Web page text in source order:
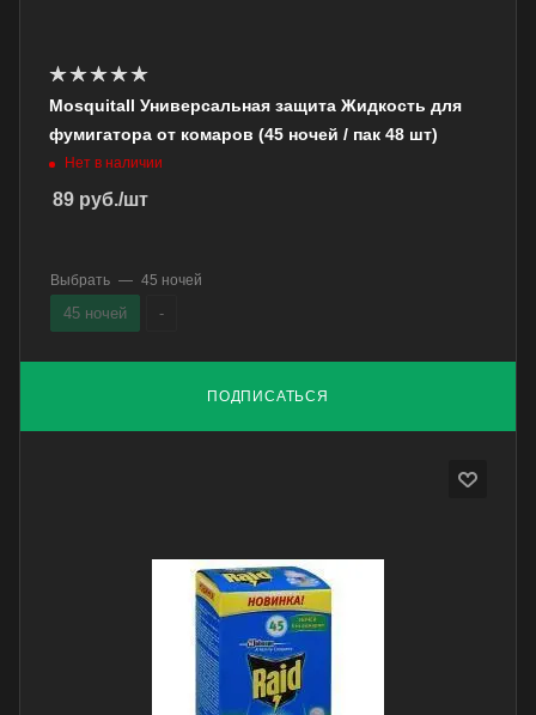
Mosquitall Универсальная защита Жидкость для
фумигатора от комаров (45 ночей / пак 48 шт)
Нет в наличии
89 руб./шт
ПОДПИСАТЬСЯ
Выбрать — 45 ночей
45 ночей -